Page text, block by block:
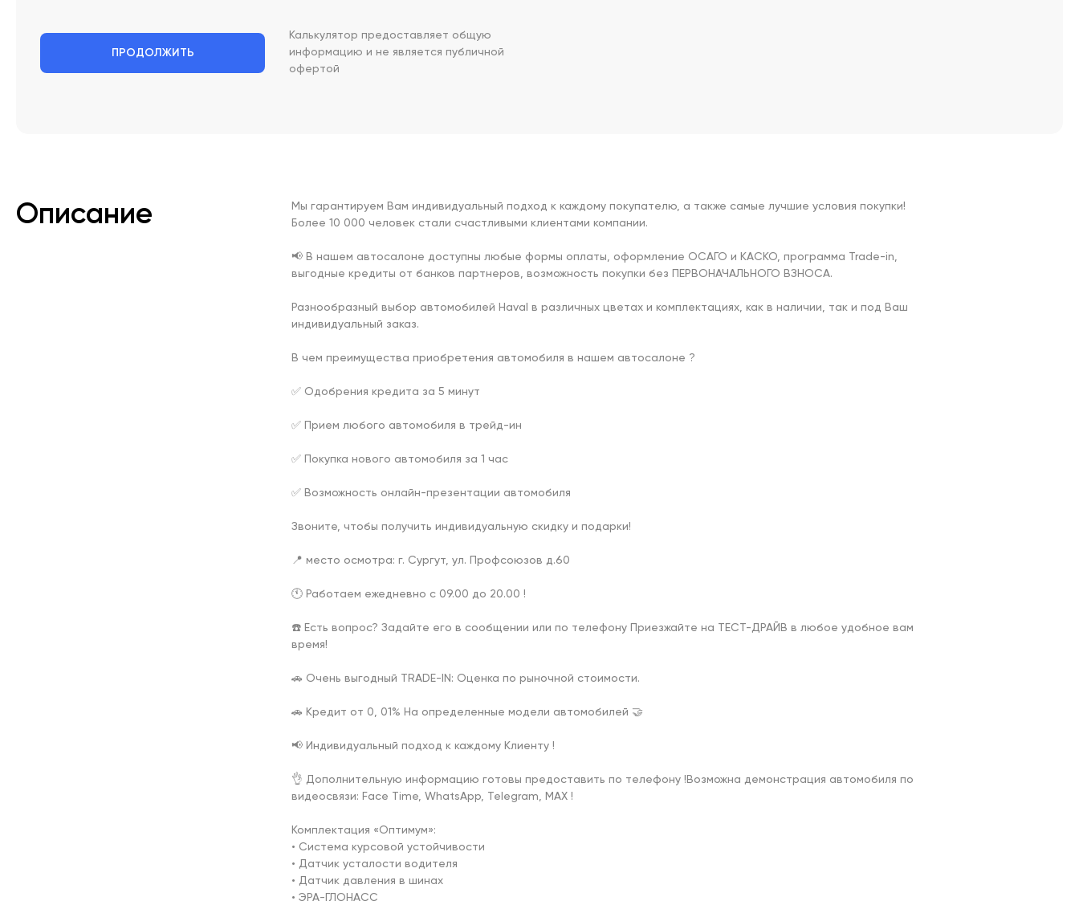
Калькулятор предоставляет общую
информацию и не является публичной
офертой
ПРОДОЛЖИТЬ
Описание
Мы гарантируем Вам индивидуальный подход к каждому покупателю, а также самые лучшие условия покупки!
Более 10 000 человек стали счастливыми клиентами компании.
📢 В нашем автосалоне доступны любые формы оплаты, оформление ОСАГО и КАСКО, программа Trade-in,
выгодные кредиты от банков партнеров, возможность покупки без ПЕРВОНАЧАЛЬНОГО ВЗНОСА.
Разнообразный выбор автомобилей Haval в различных цветах и комплектациях, как в наличии, так и под Ваш
индивидуальный заказ.
В чем преимущества приобретения автомобиля в нашем автосалоне ?
✅ Одобрения кредита за 5 минут
✅ Прием любого автомобиля в трейд-ин
✅ Покупка нового автомобиля за 1 час
✅ Возможность онлайн-презентации автомобиля
Звоните, чтобы получить индивидуальную скидку и подарки!
📍 место осмотра: г. Сургут, ул. Профсоюзов д.60
🕚 Работаем ежедневно с 09.00 до 20.00 !
☎️ Есть вопрос? Задайте его в сообщении или по телефону Приезжайте на ТЕСТ-ДРАЙВ в любое удобное вам
время!
🚗 Очень выгодный TRADE-IN: Оценка по рыночной стоимости.
🚗 Кредит от 0, 01% На определенные модели автомобилей 🤝
📢 Индивидуальный подход к каждому Клиенту !
👌 Дополнительную информацию готовы предоставить по телефону !Возможна демонстрация автомобиля по
видеосвязи: Face Time, WhatsApp, Telegram, MAX !
Комплектация «Оптимум»:
• Система курсовой устойчивости
• Датчик усталости водителя
• Датчик давления в шинах
• ЭРА-ГЛОНАСС